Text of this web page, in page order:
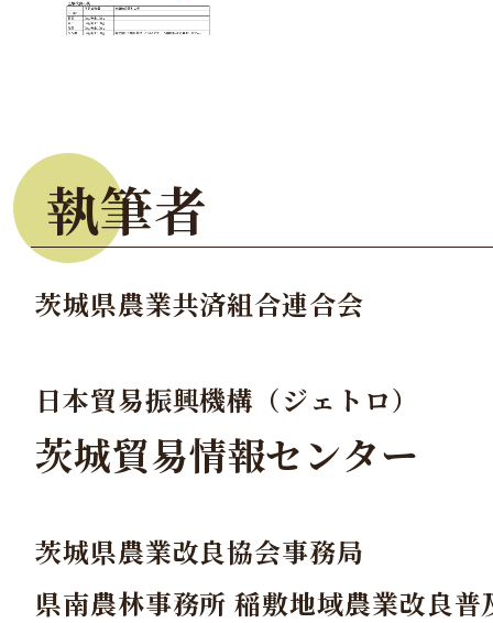
執筆者
茨城県農業共済組合連合会
日本貿易振興機構（ジェトロ）
茨城貿易情報センター
茨城県農業改良協会事務局
県南農林事務所 稲敷地域農業改良普